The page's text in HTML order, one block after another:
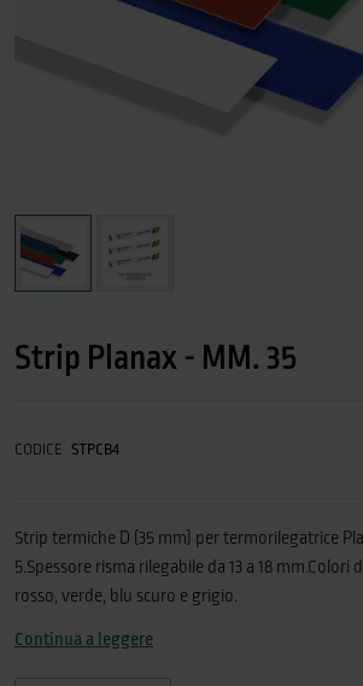
Strip Planax - MM. 35
CODICE STPCB4
Strip termiche D (35 mm) per termorilegatrice
5.Spessore risma rilegabile da 13 a 18 mm.Colori
rosso, verde, blu scuro e grigio.
Continua a leggere